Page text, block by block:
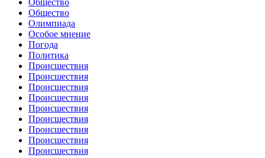
Общество
Олимпиада
Особое мнение
Погода
Политика
Происшествия
Происшествия
Происшествия
Происшествия
Происшествия
Происшествия
Происшествия
Происшествия
Происшествия